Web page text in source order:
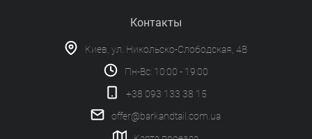
Контакты
Киев, ул. Никольско-Слободская, 4В
Пн-Вс: 10:00 - 19:00
+38 093 133 38 15
offer@barkandtail.com.ua